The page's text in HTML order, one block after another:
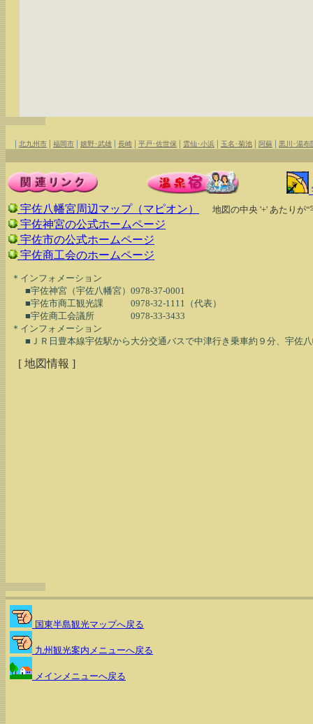
| 北九州市 | 福岡市 | 嬉野･武雄 | 長崎 | 平戸･佐世保 | 雲仙･小浜 | 玉名･菊池 | 阿蘇 | 黒川･湯布
宇佐八幡宮周辺マップ（マピオン） 地図の中央 '+' あたりが
宇佐神宮の公式ホームページ
宇佐市の公式ホームページ
宇佐商工会のホームページ
  ＊インフォメーション
■宇佐神宮（宇佐八幡宮）0978-37-0001
■宇佐市商工観光課　　　0978-32-1111（代表）
■宇佐商工会議所　　　　0978-33-3433
  ＊インフォメーション
[ 地図情報 ]
国東半島観光マップへ戻る
九州観光案内メニューへ戻る
メインメニューへ戻る